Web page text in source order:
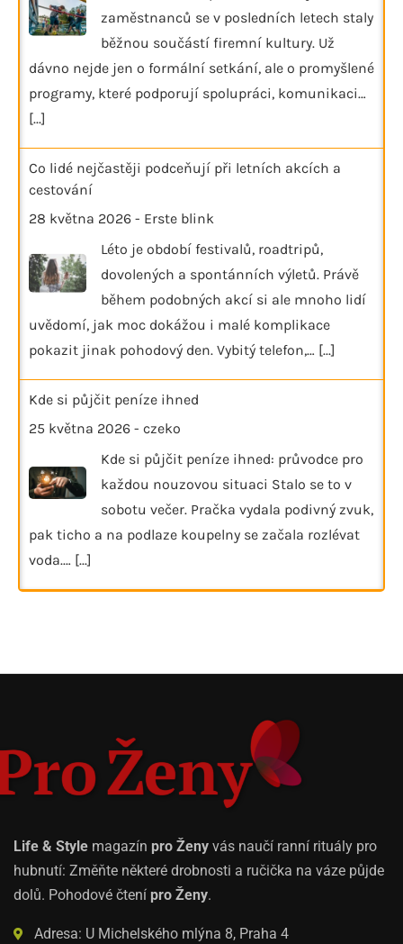
zaměstnanců se v posledních letech staly
běžnou součástí firemní kultury. Už
dávno nejde jen o formální setkání, ale o promyšlené
programy, které podporují spolupráci, komunikaci…
[...]
Co lidé nejčastěji podceňují při letních akcích a
cestování
28 května 2026 - Erste blink
Léto je období festivalů, roadtripů,
dovolených a spontánních výletů. Právě
během podobných akcí si ale mnoho lidí
uvědomí, jak moc dokážou i malé komplikace
pokazit jinak pohodový den. Vybitý telefon,… [...]
Kde si půjčit peníze ihned
25 května 2026 - czeko
Kde si půjčit peníze ihned: průvodce pro
každou nouzovou situaci Stalo se to v
sobotu večer. Pračka vydala podivný zvuk,
pak ticho a na podlaze koupelny se začala rozlévat
voda.… [...]
Life & Style magazín pro Ženy vás naučí ranní rituály pro
hubnutí: Změňte některé drobnosti a ručička na váze půjde
dolů. Pohodové čtení pro Ženy.
Adresa: U Michelského mlýna 8, Praha 4